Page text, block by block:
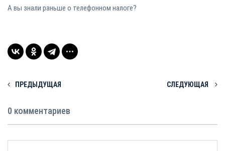
А вы знали раньше о телефонном налоге?⠀
ПРЕДЫДУЩАЯ СЛЕДУЮЩАЯ
0 комментариев